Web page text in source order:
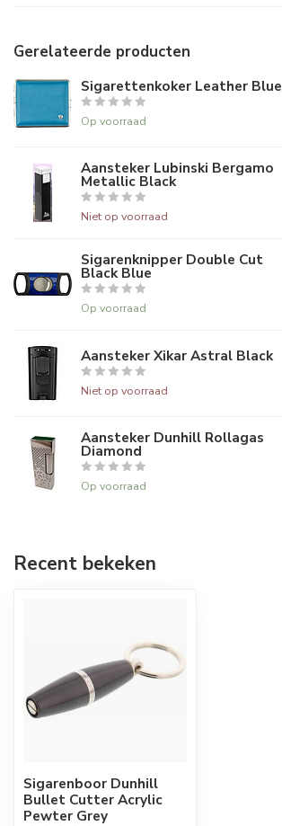
Gerelateerde producten
Sigarettenkoker Leather Blue
Op voorraad
Aansteker Lubinski Bergamo
Metallic Black
Niet op voorraad
Sigarenknipper Double Cut
Black Blue
Op voorraad
Aansteker Xikar Astral Black
Niet op voorraad
Aansteker Dunhill Rollagas
Diamond
Op voorraad
Recent bekeken
Sigarenboor Dunhill
Bullet Cutter Acrylic
Pewter Grey